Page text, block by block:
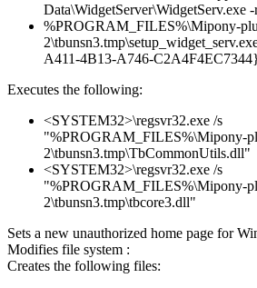
Data\WidgetServer\WidgetServ.exe -
%PROGRAM_FILES%\Mipony-
A411-4B13-A746-
Executes the following:
<SYSTEM32>\regsvr32.exe /s
"%PROGRAM_FILES%\Mipony-
2\tbunsn3.tmp\TbCommonUtils.dll"
<SYSTEM32>\regsvr32.exe /s
"%PROGRAM_FILES%\Mipony-
2\tbunsn3.tmp\tbcore3.dll"
Sets a new unauthorized home page for
Modifies file system :
Creates the following files: